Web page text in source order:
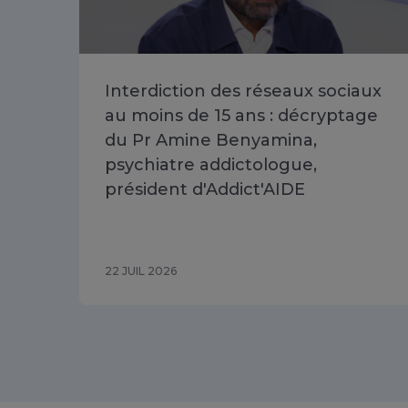
Interdiction des réseaux sociaux
au moins de 15 ans : décryptage
du Pr Amine Benyamina,
psychiatre addictologue,
président d'Addict'AIDE
22 JUIL 2026